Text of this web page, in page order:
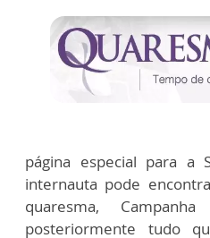
página especial para a
internauta pode
quaresma,
posteriormente tudo